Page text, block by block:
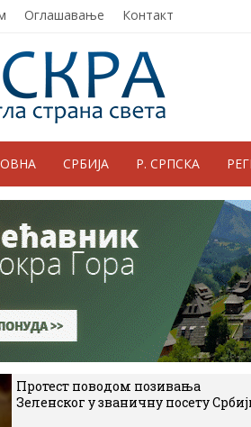
Оглашавање Контакт
СРБИЈА Р. СРПСКА
Протест поводом позивања
Зеленског у званичну посету